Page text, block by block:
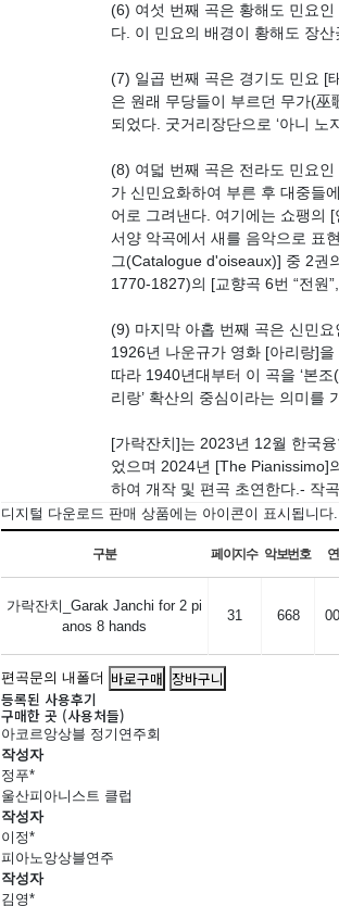
(6) 여섯 번째 곡은 황해도 민요
다. 이 민요의 배경이 황해도 장산
(7) 일곱 번째 곡은 경기도 민요 [
은 원래 무당들이 부르던 무가(巫
되었다. 굿거리장단으로 ‘아니 노
(8) 여덟 번째 곡은 전라도 민요
가 신민요화하여 부른 후 대중들
어로 그려낸다. 여기에는 쇼팽의
서양 악곡에서 새를 음악으로 표
그(Catalogue d'oiseaux)] 중 2권
1770-1827)의 [교향곡 6번 “전원
(9) 마지막 아홉 번째 곡은 신민
1926년 나운규가 영화 [아리랑]
따라 1940년대부터 이 곡을 ‘본
리랑’ 확산의 중심이라는 의미를
[가락잔치]는 2023년 12월 한국
었으며 2024년 [The Pianissimo]
하여 개작 및 편곡 초연한다.- 작
디지털 다운로드 판매 상품에는 아이콘이 표시됩니다.
구분 페이지수 악보번호
가락잔치_Garak Janchi for 2 pi
anos 8 hands
31 668
편곡문의 내폴더 바로구매 장바구니
등록된 사용후기
구매한 곳 (사용처들)
아코르앙상블 정기연주회
작성자
정푸*
울산피아니스트 클럽
작성자
이정*
피아노앙상블연주
작성자
김영*